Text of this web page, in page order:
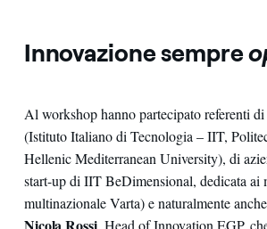
Innovazione sempre
Al workshop hanno partecipato referenti
(Istituto Italiano di Tecnologia – IIT,
Hellenic Mediterranean University), di
start-up di IIT BeDimensional, dedicata ai
multinazionale Varta) e naturalmente